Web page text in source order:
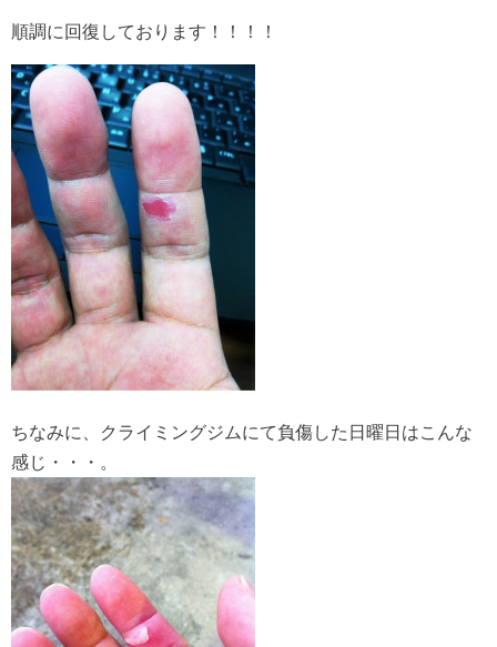
順調に回復しております！！！！
ちなみに、クライミングジムにて負傷した日曜日はこんな
感じ・・・。